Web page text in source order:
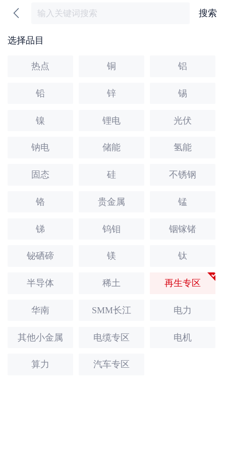
搜索
选择品目
热点 铜 铝
铅 锌 锡
镍 锂电 光伏
钠电 储能 氢能
固态 硅 不锈钢
铬 贵金属 锰
锑 钨钼 铟镓锗
铋硒碲 镁 钛
半导体 稀土 再生专区
华南 SMM长江 电力
其他小金属 电缆专区 电机
算力 汽车专区